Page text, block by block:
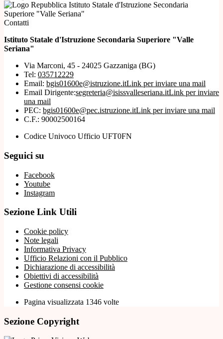
Istituto Statale d'Istruzione Secondaria
Superiore "Valle Seriana"
Contatti
Istituto Statale d'Istruzione Secondaria Superiore "Valle
Seriana"
Via Marconi, 45 - 24025 Gazzaniga (BG)
Tel: 035712229
Email: bgis01600e@istruzione.itLink per inviare una mail
Email Dirigente:segreteria@isissvalleseriana.itLink per inviare
una mail
PEC: bgis01600e@pec.istruzione.itLink per inviare una mail
C.F.: 90002500164
Codice Univoco Ufficio UFT0FN
Seguici su
Facebook
Youtube
Instagram
Sezione Link Utili
Cookie policy
Note legali
Informativa Privacy
Ufficio Relazioni con il Pubblico
Dichiarazione di accessibilità
Obiettivi di accessibilità
Gestione consensi cookie
Pagina visualizzata 1346 volte
Sezione Copyright